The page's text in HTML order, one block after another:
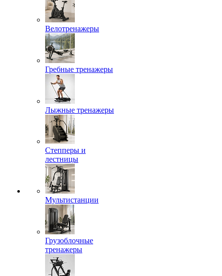
Велотренажеры
Гребные тренажеры
Лыжные тренажеры
Степперы и
лестницы
Мультистанции
Грузоблочные
тренажеры